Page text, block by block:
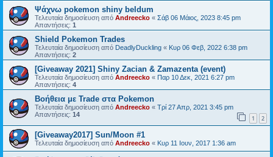
Ψάχνω pokemon shiny beldum
Τελευταία δημοσίευση από Andreecko « Σάβ 06 Μάιος, 2023 8:45 pm
Απαντήσεις: 1
Shield Pokemon Trades
Τελευταία δημοσίευση από DeadlyDuckling « Κυρ 06 Φεβ, 2022 6:38 pm
Απαντήσεις: 2
[Giveaway 2021] Shiny Zacian & Zamazenta (event)
Τελευταία δημοσίευση από Andreecko « Παρ 10 Δεκ, 2021 6:27 pm
Απαντήσεις: 4
Βοήθεια με Trade στα Pokemon
Τελευταία δημοσίευση από Andreecko « Τρί 27 Απρ, 2021 3:45 pm
Απαντήσεις: 14 1 2
[Giveaway2017] Sun/Moon #1
Τελευταία δημοσίευση από Andreecko « Κυρ 11 Ιουν, 2017 1:36 am